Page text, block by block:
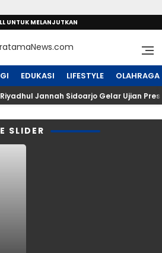
UNTUK MELANJUTKAN
EDUKASI LIFESTYLE OLAHRAGA
Jannah Sidoarjo Gelar Ujian
SLIDER